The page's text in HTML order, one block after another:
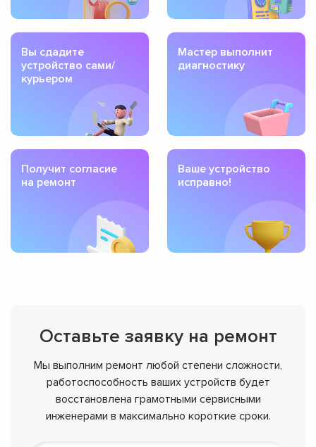
Вы сдадите
устройство сами/
курьером
Мастер выполнит
диагностику
Получит согласие
на ремонт
Ваше устройство
исправно!
Оставьте заявку на ремонт
Мы выполним ремонт любой степени сложности,
работоспособность ваших устройств будет
восстановлена грамотными сервисными
инженерами в максимально короткие сроки.